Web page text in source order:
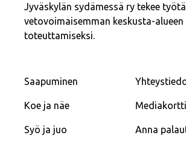
Jyväskylän sydämessä ry tekee työtä
vetovoimaisemman keskusta-alueen
toteuttamiseksi.
Saapuminen
Koe ja näe
Syö ja juo
Mediakortti
Anna